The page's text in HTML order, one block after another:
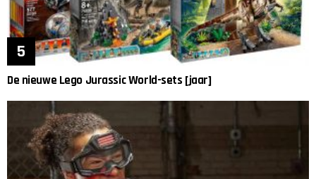
De nieuwe Lego Jurassic World-sets [jaar]